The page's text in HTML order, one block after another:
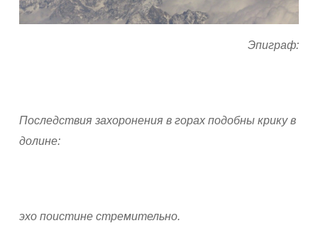
Эпиграф:
Последствия захоронения в горах подобны крику в
долине:
эхо поистине стремительно.